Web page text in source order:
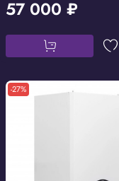
57 000 ₽
-27%